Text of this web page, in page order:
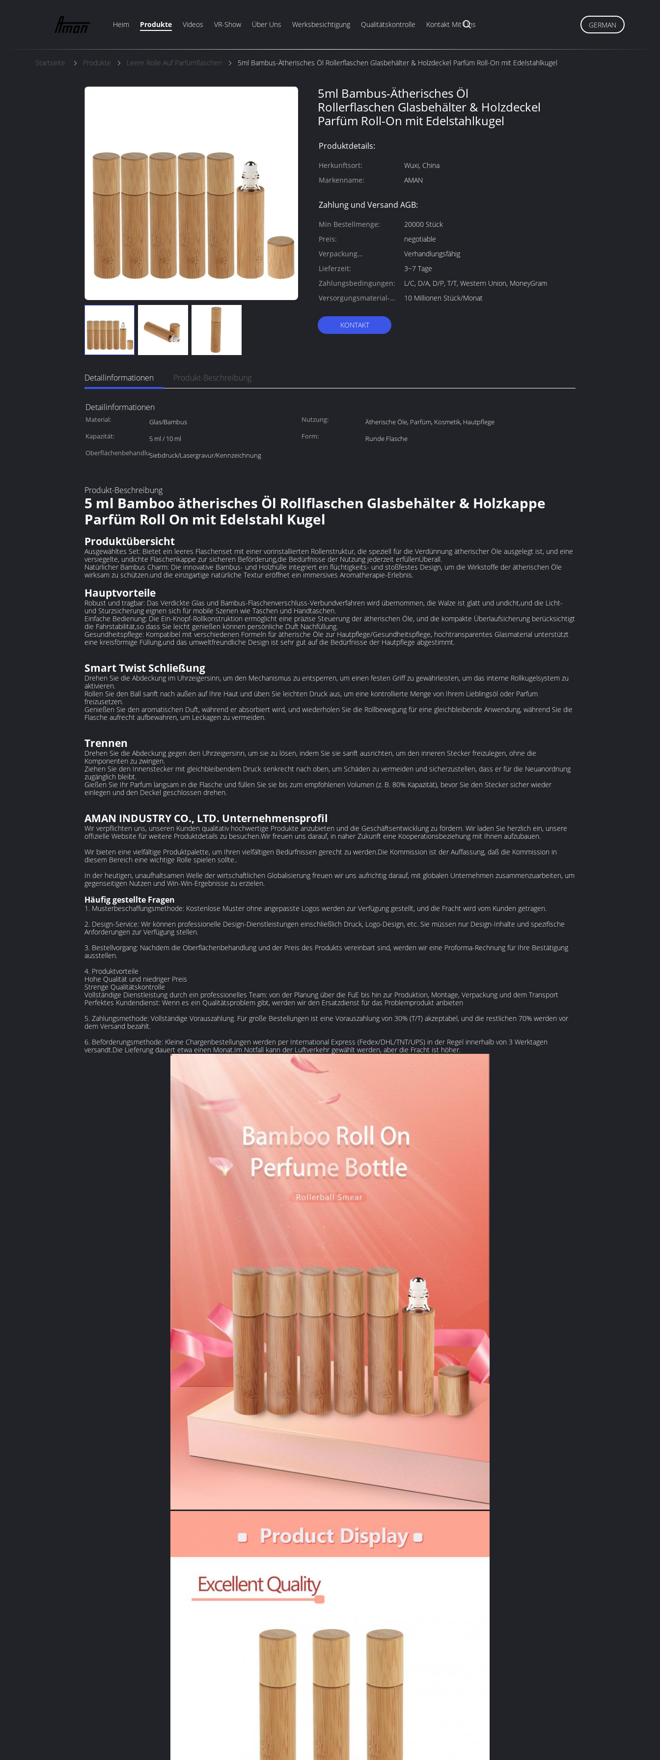
Heim Produkte Videos VR-Show Über Uns Werksbesichtigung Qualitätskontrolle Kontakt Mit Uns GERMAN
Startseite Produkte Leere Rolle Auf Parfümflaschen 5ml Bambus-Ätherisches Öl Rollerflaschen Glasbehälter & Holzdeckel Parfüm Roll-On mit Edelstahlkugel
5ml Bambus-Ätherisches Öl
Rollerflaschen Glasbehälter & Holzdeckel
Parfüm Roll-On mit Edelstahlkugel
Produktdetails:
Herkunftsort:
Wuxi, China
Markenname:
AMAN
Zahlung und Versand AGB:
Min Bestellmenge:
20000 Stück
Preis:
negotiable
Verpackung
Informationen:
Verhandlungsfähig
Lieferzeit:
3~7 Tage
Zahlungsbedingungen:
L/C, D/A, D/P, T/T, Western Union, MoneyGram
Versorgungsmaterial-
10 Millionen Stück/Monat
KONTAKT
Detailinformationen Produkt-Beschreibung
Detailinformationen
Material: Glas/Bambus Nutzung:
Ätherische Öle, Parfüm, Kosmetik, Hautpflege
Kapazität:
5 ml / 10 ml Form:
Runde Flasche
Oberflächenbehandlung:Siebdruck/Lasergravur/Kennzeichnung
Produkt-Beschreibung
5 ml Bamboo ätherisches Öl Rollflaschen Glasbehälter & Holzkappe
Parfüm Roll On mit Edelstahl Kugel
Produktübersicht
Ausgewähltes Set: Bietet ein leeres Flaschenset mit einer vorinstallierten Rollenstruktur, die speziell für die Verdünnung ätherischer Öle ausgelegt ist, und eine
versiegelte, undichte Flaschenkappe zur sicheren Beförderung,die Bedürfnisse der Nutzung jederzeit erfüllenÜberall.
Natürlicher Bambus Charm: Die innovative Bambus- und Holzhülle integriert ein flüchtigkeits- und stoßfestes Design, um die Wirkstoffe der ätherischen Öle
wirksam zu schützen.und die einzigartige natürliche Textur eröffnet ein immersives Aromatherapie-Erlebnis.
Hauptvorteile
Robust und tragbar: Das Verdickte Glas und Bambus-Flaschenverschluss-Verbundverfahren wird übernommen, die Walze ist glatt und undicht,und die Licht-
und Sturzsicherung eignen sich für mobile Szenen wie Taschen und Handtaschen.
Einfache Bedienung: Die Ein-Knopf-Rollkonstruktion ermöglicht eine präzise Steuerung der ätherischen Öle, und die kompakte Überlaufsicherung berücksichtigt
die Fahrstabilität,so dass Sie leicht genießen können persönliche Duft Nachfüllung.
Gesundheitspflege: Kompatibel mit verschiedenen Formeln für ätherische Öle zur Hautpflege/Gesundheitspflege, hochtransparentes Glasmaterial unterstützt
eine kreisförmige Füllung,und das umweltfreundliche Design ist sehr gut auf die Bedürfnisse der Hautpflege abgestimmt.
Smart Twist Schließung
Drehen Sie die Abdeckung im Uhrzeigersinn, um den Mechanismus zu entsperren, um einen festen Griff zu gewährleisten, um das interne Rollkugelsystem zu
aktivieren.
Rollen Sie den Ball sanft nach außen auf Ihre Haut und üben Sie leichten Druck aus, um eine kontrollierte Menge von Ihrem Lieblingsöl oder Parfum
freizusetzen.
Genießen Sie den aromatischen Duft, während er absorbiert wird, und wiederholen Sie die Rollbewegung für eine gleichbleibende Anwendung, während Sie die
Flasche aufrecht aufbewahren, um Leckagen zu vermeiden.
Trennen
Drehen Sie die Abdeckung gegen den Uhrzeigersinn, um sie zu lösen, indem Sie sie sanft ausrichten, um den inneren Stecker freizulegen, ohne die
Komponenten zu zwingen.
Ziehen Sie den Innenstecker mit gleichbleibendem Druck senkrecht nach oben, um Schäden zu vermeiden und sicherzustellen, dass er für die Neuanordnung
zugänglich bleibt.
Gießen Sie Ihr Parfum langsam in die Flasche und füllen Sie sie bis zum empfohlenen Volumen (z. B. 80% Kapazität), bevor Sie den Stecker sicher wieder
einlegen und den Deckel geschlossen drehen.
AMAN INDUSTRY CO., LTD. Unternehmensprofil
Wir verpflichten uns, unseren Kunden qualitativ hochwertige Produkte anzubieten und die Geschäftsentwicklung zu fördern. Wir laden Sie herzlich ein, unsere
offizielle Website für weitere Produktdetails zu besuchen.Wir freuen uns darauf, in naher Zukunft eine Kooperationsbeziehung mit Ihnen aufzubauen.
Wir bieten eine vielfältige Produktpalette, um Ihren vielfältigen Bedürfnissen gerecht zu werden.Die Kommission ist der Auffassung, daß die Kommission in
diesem Bereich eine wichtige Rolle spielen sollte..
In der heutigen, unaufhaltsamen Welle der wirtschaftlichen Globalisierung freuen wir uns aufrichtig darauf, mit globalen Unternehmen zusammenzuarbeiten, um
gegenseitigen Nutzen und Win-Win-Ergebnisse zu erzielen.
Häufig gestellte Fragen
1. Musterbeschaffungsmethode: Kostenlose Muster ohne angepasste Logos werden zur Verfügung gestellt, und die Fracht wird vom Kunden getragen.
2. Design-Service: Wir können professionelle Design-Dienstleistungen einschließlich Druck, Logo-Design, etc. Sie müssen nur Design-Inhalte und spezifische
Anforderungen zur Verfügung stellen.
3. Bestellvorgang: Nachdem die Oberflächenbehandlung und der Preis des Produkts vereinbart sind, werden wir eine Proforma-Rechnung für Ihre Bestätigung
ausstellen.
4. Produktvorteile
Hohe Qualität und niedriger Preis
Strenge Qualitätskontrolle
Vollständige Dienstleistung durch ein professionelles Team: von der Planung über die FuE bis hin zur Produktion, Montage, Verpackung und dem Transport
Perfektes Kundendienst: Wenn es ein Qualitätsproblem gibt, werden wir den Ersatzdienst für das Problemprodukt anbieten
5. Zahlungsmethode: Vollständige Vorauszahlung. Für große Bestellungen ist eine Vorauszahlung von 30% (T/T) akzeptabel, und die restlichen 70% werden vor
dem Versand bezahlt.
6. Beförderungsmethode: Kleine Chargenbestellungen werden per International Express (Fedex/DHL/TNT/UPS) in der Regel innerhalb von 3 Werktagen
versandt.Die Lieferung dauert etwa einen Monat.Im Notfall kann der Luftverkehr gewählt werden, aber die Fracht ist höher.